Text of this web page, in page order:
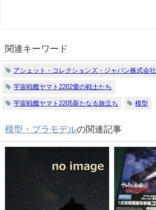
関連キーワード
アシェット・コレクションズ・ジャパン株式会社
宇宙戦艦ヤマト2202愛の戦士たち
宇宙戦艦ヤマト2205新たなる旅立ち 模型
模型・プラモデルの関連記事